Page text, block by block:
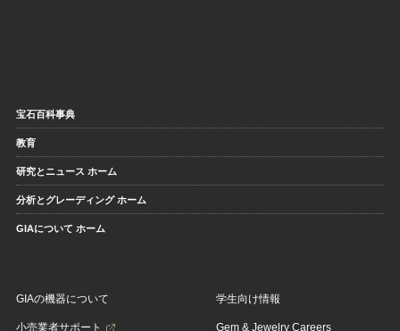
宝石百科事典
教育
研究とニュース ホーム
分析とグレーディング ホーム
GIAについて ホーム
GIAの機器について
小売業者サポート
学生向け情報
Gem & Jewelry Careers